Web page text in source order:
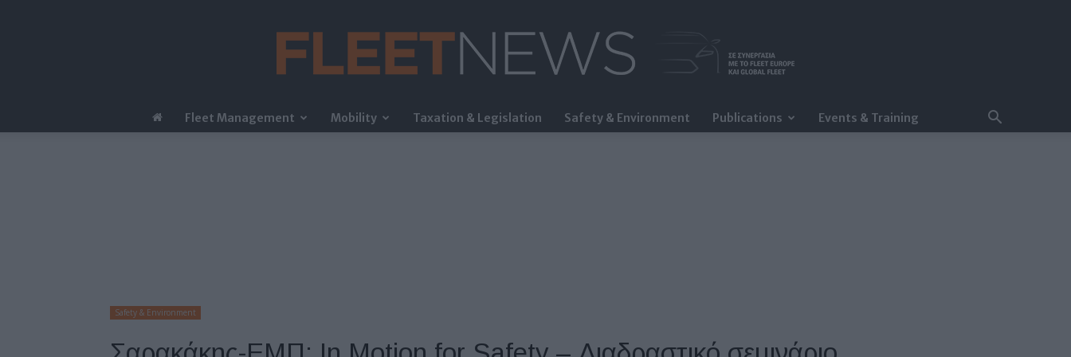
FleetNews
Fleet Management Mobility Taxation & Legislation Safety & Environment Publications Events & Training
Safety & Environment